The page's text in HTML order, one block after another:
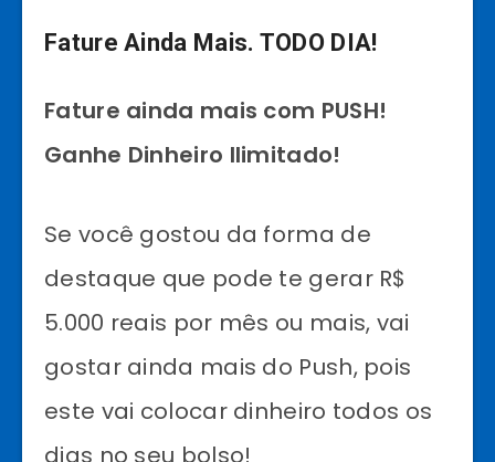
Fature Ainda Mais. TODO DIA!
Fature ainda mais com PUSH!
Ganhe Dinheiro Ilimitado!
Se você gostou da forma de
destaque que pode te gerar R$
5.000 reais por mês ou mais, vai
gostar ainda mais do Push, pois
este vai colocar dinheiro todos os
dias no seu bolso!